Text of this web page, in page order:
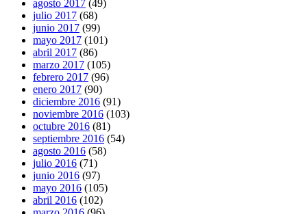
agosto 2017 (49)
julio 2017 (68)
junio 2017 (99)
mayo 2017 (101)
abril 2017 (86)
marzo 2017 (105)
febrero 2017 (96)
enero 2017 (90)
diciembre 2016 (91)
noviembre 2016 (103)
octubre 2016 (81)
septiembre 2016 (54)
agosto 2016 (58)
julio 2016 (71)
junio 2016 (97)
mayo 2016 (105)
abril 2016 (102)